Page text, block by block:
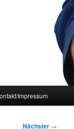
Impressum
Nächster →